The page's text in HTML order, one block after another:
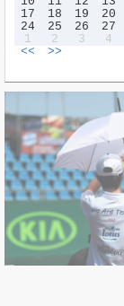
17
18 19 20
24
25 26 27
1
2 3 4
<<
>>